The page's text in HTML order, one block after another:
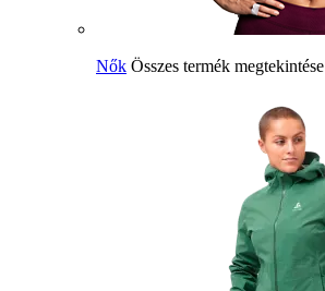
Nők Összes termék megtekintése